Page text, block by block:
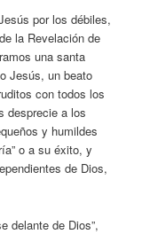
por los débiles,
la Revelación de
una santa
Jesús, un beato
con todos los
desprecie a los
y humildes
o a su éxito, y
de Dios,
delante de Dios”,